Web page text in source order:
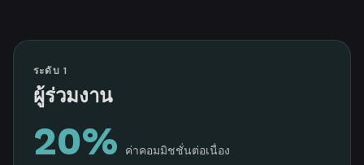
ระดับ 1
ผู้ร่วมงาน
20% ค่าคอมมิชชั่นต่อเนื่อง